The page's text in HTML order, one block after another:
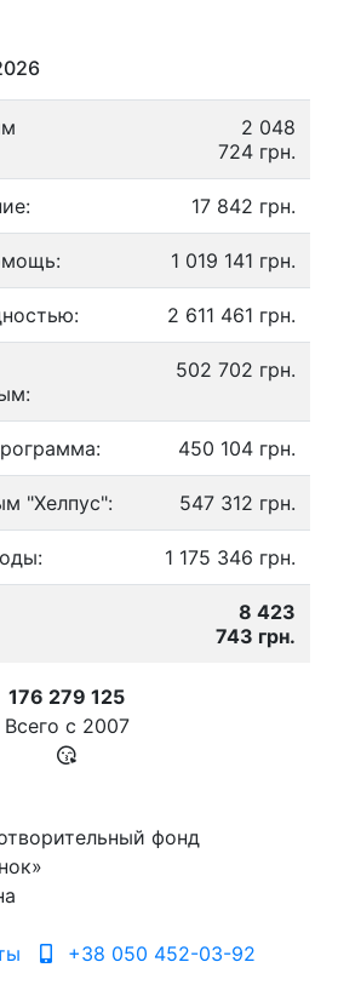
2 048
724 грн.
17 842 грн.
1 019 141 грн.
2 611 461 грн.
502 702 грн.
450 104 грн.
"Хелпус": 547 312 грн.
1 175 346 грн.
8 423
743 грн.
176 279 125
Всего с 2007
фонд
+38 050 452-03-92